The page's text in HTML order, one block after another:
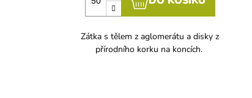
Zátka s tělem z aglomerátu a disky z
přírodního korku na koncích.